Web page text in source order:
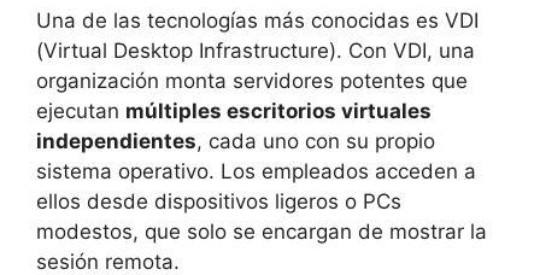
Una de las tecnologías más conocidas es VDI
(Virtual Desktop Infrastructure). Con VDI, una
organización monta servidores potentes que
ejecutan múltiples escritorios virtuales
independientes, cada uno con su propio
sistema operativo. Los empleados acceden a
ellos desde dispositivos ligeros o PCs
modestos, que solo se encargan de mostrar la
sesión remota.